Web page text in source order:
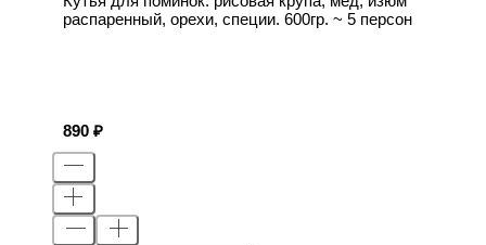
распаренный, орехи, специи. 600гр. ~ 5 персон
890